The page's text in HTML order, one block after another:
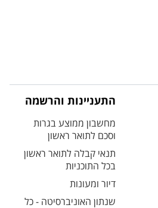
התעניינות והרשמה
מחשבון ממוצע בגרות
וסכם לתואר ראשון
תנאי קבלה לתואר ראשון
בכל התוכניות
דיור ומעונות
שנתון האוניברסיטה - כל